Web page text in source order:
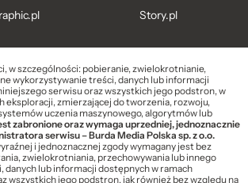
Story.pl
w szczególności: pobieranie, zwielokrotnianie,
wykorzystywanie treści, danych lub informacji
serwisu oraz wszystkich jego podstron, w
eksploracji, zmierzającej do tworzenia, rozwoju,
uczenia maszynowego, algorytmów lub
zabronione oraz wymaga uprzedniej, jednoznacznie
serwisu – Burda Media Polska sp. z o.o.
i jednoznacznej zgody wymagany jest bez
zwielokrotniania, przechowywania lub innego
danych lub informacji dostępnych w ramach
wszystkich jego podstron, jak również bez względu na